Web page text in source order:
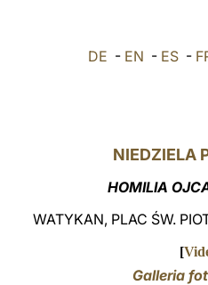
DE - EN - ES -
NIEDZIELA
HOMILIA
WATYKAN, PLAC ŚW.
[
Galleria